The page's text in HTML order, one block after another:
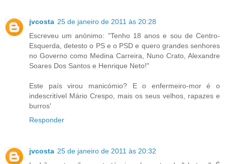
jvcosta 25 de janeiro de 2011 às 20:28
Escreveu um anónimo: "Tenho 18 anos e sou de Centro-
Esquerda, detesto o PS e o PSD e quero grandes senhores
no Governo como Medina Carreira, Nuno Crato, Alexandre
Soares Dos Santos e Henrique Neto!"
Este país virou manicómio? E o enfermeiro-mor é o
indescritível Mário Crespo, mais os seus velhos, rapazes e
burros'
Responder
jvcosta 25 de janeiro de 2011 às 20:32